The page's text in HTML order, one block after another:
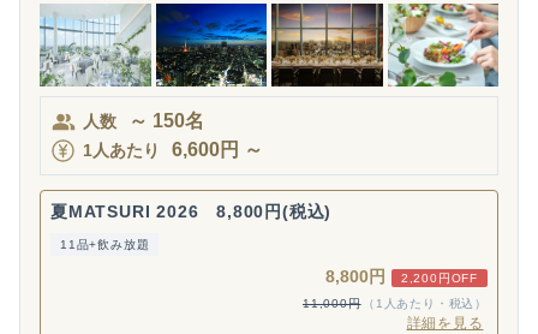
人数 ～ 150名
1人あたり 6,600円 ～
夏MATSURI 2026 8,800円(税込)
11品+飲み放題
8,800円
2,200円OFF
11,000円
（1人あたり・税込）
詳細を見る